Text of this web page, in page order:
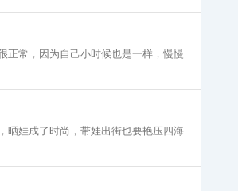
正常，因为自己小时候也是一样，慢慢
晒娃成了时尚，带娃出街也要艳压四海